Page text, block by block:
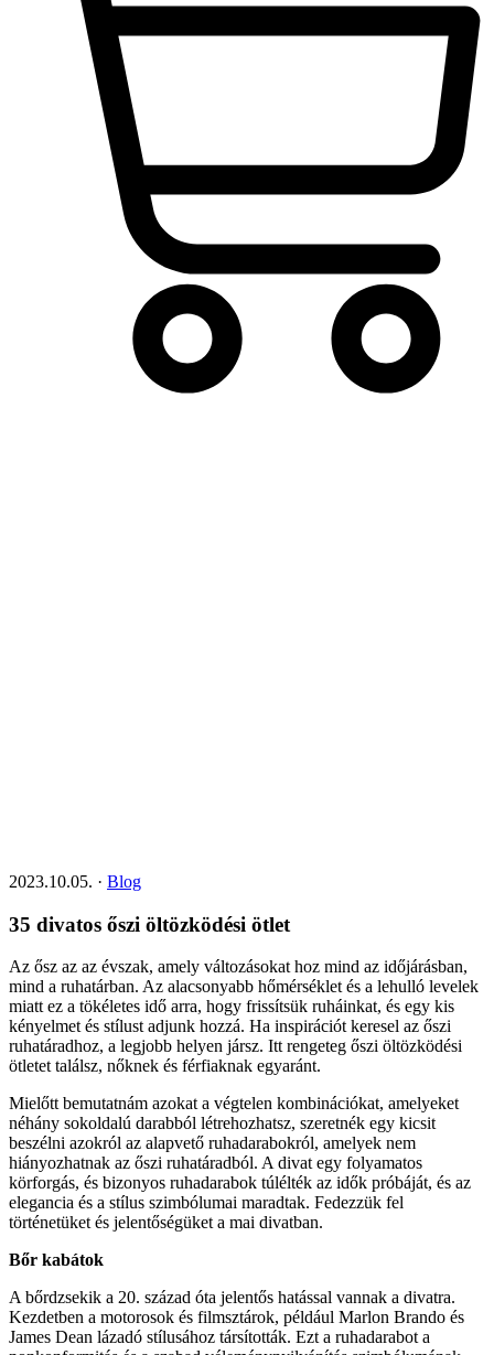
2023.10.05. · Blog
35 divatos őszi öltözködési ötlet
Az ősz az az évszak, amely változásokat hoz mind az időjárásban,
mind a ruhatárban. Az alacsonyabb hőmérséklet és a lehulló levelek
miatt ez a tökéletes idő arra, hogy frissítsük ruháinkat, és egy kis
kényelmet és stílust adjunk hozzá. Ha inspirációt keresel az őszi
ruhatáradhoz, a legjobb helyen jársz. Itt rengeteg őszi öltözködési
ötletet találsz, nőknek és férfiaknak egyaránt.
Mielőtt bemutatnám azokat a végtelen kombinációkat, amelyeket
néhány sokoldalú darabból létrehozhatsz, szeretnék egy kicsit
beszélni azokról az alapvető ruhadarabokról, amelyek nem
hiányozhatnak az őszi ruhatáradból. A divat egy folyamatos
körforgás, és bizonyos ruhadarabok túlélték az idők próbáját, és az
elegancia és a stílus szimbólumai maradtak. Fedezzük fel
történetüket és jelentőségüket a mai divatban.
Bőr kabátok
A bőrdzsekik a 20. század óta jelentős hatással vannak a divatra.
Kezdetben a motorosok és filmsztárok, például Marlon Brando és
James Dean lázadó stílusához társították. Ezt a ruhadarabot a